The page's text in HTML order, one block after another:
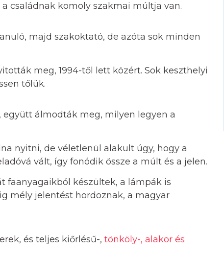
családnak komoly szakmai múltja van.
majd szakoktató, de azóta sok minden
meg, 1994-től lett közért. Sok keszthelyi
tőlük.
álmodták meg, milyen legyen a
nyitni, de véletlenül alakult úgy, hogy a
vált, így fonódik össze a múlt és a jelen.
faanyagaikból készültek, a lámpák is
mély jelentést hordoznak, a magyar
és teljes kiőrlésű-, tönköly-, alakor és